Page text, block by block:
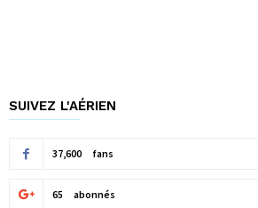
SUIVEZ L'AÉRIEN
37,600 fans
65 abonnés